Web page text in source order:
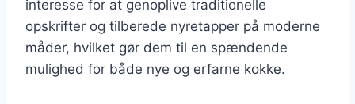
interesse for at genoplive traditionelle
opskrifter og tilberede nyretapper på moderne
måder, hvilket gør dem til en spændende
mulighed for både nye og erfarne kokke.